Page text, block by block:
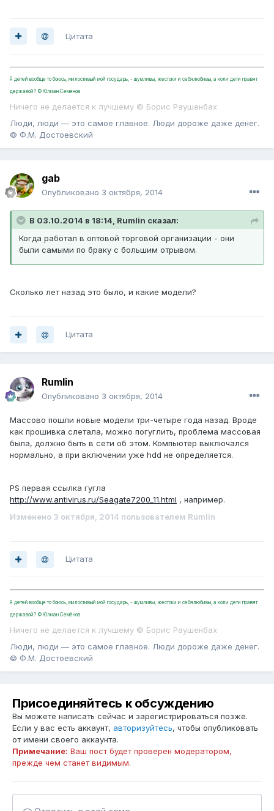
Цитата
Я детей вообще то боюсь, милостивый мой государь, - шумливы, жестоки и себялюбивы, а коли дети правят
державой? ©Юлиан Семёнов
Ничего не делается к лучшему © Борис Раушенбах
Люди, люди — это самое главное. Люди дороже даже денег.
© Ф.М. Достоевский
gab
Опубликовано 3 октября, 2014
В 03.10.2014 в 18:14, Rumlin сказал:
Когда работал в оптовой торговой организации - они
были самыми по браку с большим отрывом.
Сколько лет назад это было, и какие модели?
Цитата
Rumlin
Опубликовано 3 октября, 2014
Массово пошли новые модели три-четыре года назад. Вроде
как прошивка слетала, можно погуглить, проблема массовая
была, должно быть в сети об этом. Компьютер выключался
нормально, а при включении уже hdd не определяется.
PS первая ссылка гугла
http://www.antivirus.ru/Seagate7200_11.html , например.
Изменено 3 октября, 2014 пользователем Rumlin
Цитата
Я детей вообще то боюсь, милостивый мой государь, - шумливы, жестоки и себялюбивы, а коли дети правят
державой? ©Юлиан Семёнов
Ничего не делается к лучшему © Борис Раушенбах
Люди, люди — это самое главное. Люди дороже даже денег.
© Ф.М. Достоевский
Присоединяйтесь к обсуждению
Вы можете написать сейчас и зарегистрироваться позже.
Если у вас есть аккаунт, авторизуйтесь, чтобы опубликовать
от имени своего аккаунта.
Примечание: Ваш пост будет проверен модератором,
прежде чем станет видимым.